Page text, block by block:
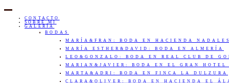
CONTACTO
SOBRE MI
GALERÍA
BODAS
MARÍA&FRAN: BODA EN HACIENDA NADALES
MARÍA ESTHER&DAVID: BODA EN ALMERÍA
LEO&GONZALO: BODA EN REAL CLUB DE
MARIAN&JAVIER: BODA EN EL GRAN HOTEL
MARTA&ADRI: BODA EN FINCA LA DULZURA
CLARA&OLIVER: BODA EN HACIENDA EL